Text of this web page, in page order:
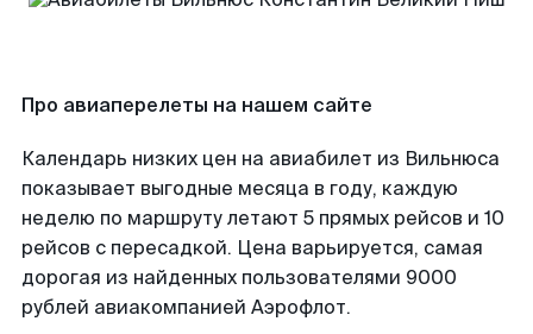
Про авиаперелеты на нашем сайте
Календарь низких цен на авиабилет из Вильнюса
показывает выгодные месяца в году, каждую
неделю по маршруту летают 5 прямых рейсов и 10
рейсов с пересадкой. Цена варьируется, самая
дорогая из найденных пользователями 9000
рублей авиакомпанией Аэрофлот.